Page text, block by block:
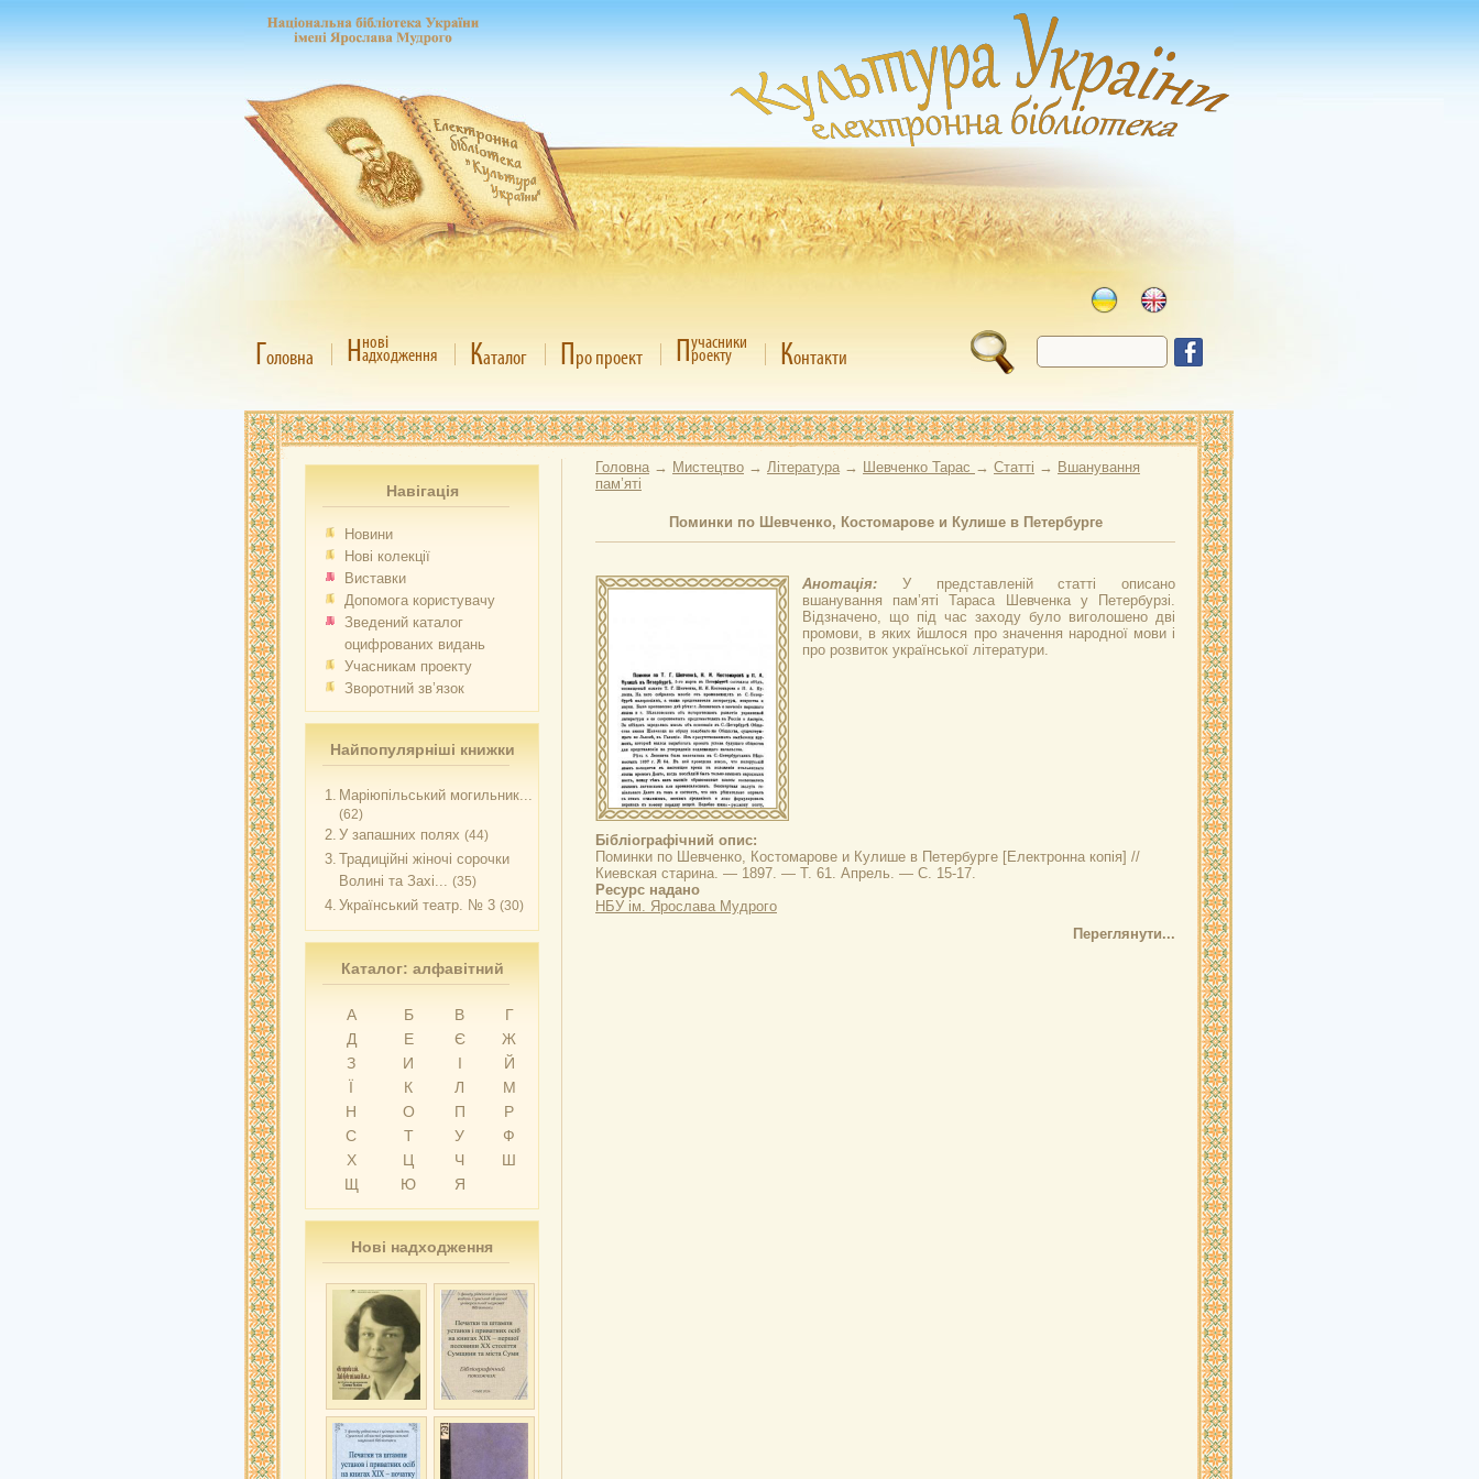
Головна Ннові
адходження Каталог Про проект Пучасники
роекту Контакти
Навігація
Новини
Нові колекції
Виставки
Допомога користувачу
Зведений каталог
оцифрованих видань
Учасникам проекту
Зворотний зв’язок
Найпопулярніші книжки
1. Маріюпільський могильник...
(62)
2. У запашних полях (44)
3. Традиційні жіночі сорочки
Волині та Захі... (35)
4. Український театр. № 3 (30)
Каталог: алфавітний
А Б В
Г
Д
Е Є
Ж
З
И І
Й
Ї
К Л
М
Н
О П
Р
С
Т У
Ф
Х
Ц Ч
Ш
Щ
Ю Я
Нові надходження
Головна → Мистецтво → Література → Шевченко Тарас → Статті → Вшанування
пам’яті
Поминки по Шевченко, Костомарове и Кулише в Петербурге
Анотація: У представленій статті описано
вшанування пам’яті Тараса Шевченка у Петербурзі.
Відзначено, що під час заходу було виголошено дві
промови, в яких йшлося про значення народної мови і
про розвиток української літератури.
Бібліографічний опис:
Поминки по Шевченко, Костомарове и Кулише в Петербурге [Електронна копія] //
Киевская старина. — 1897. — Т. 61. Апрель. — С. 15-17.
Ресурс надано
НБУ ім. Ярослава Мудрого
Переглянути...